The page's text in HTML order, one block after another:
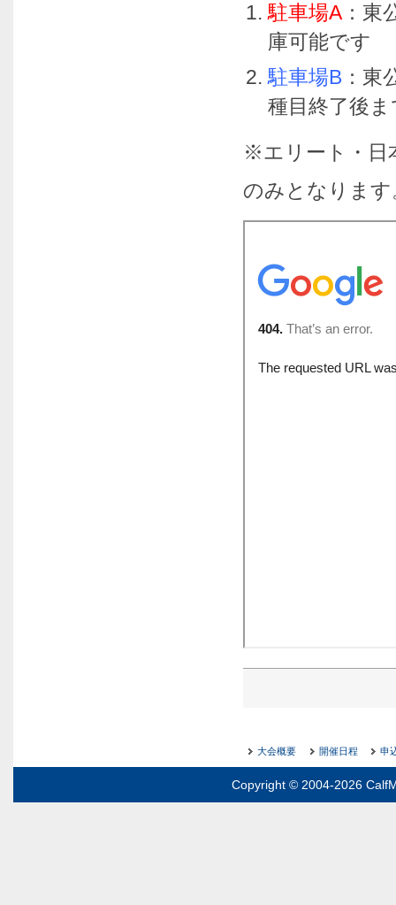
駐車場A：東
庫可能です
駐車場B ：
種目終了後
※エリート・日
のみとなります
大会概要 開催日程 申
Copyright © 2004-2026